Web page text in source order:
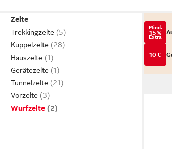
Zelte
Trekkingzelte
Kuppelzelte
Hauszelte
Gerätezelte
Tunnelzelte
Vorzelte
Wurfzelte
Mind.
15 %
Extra
10 €